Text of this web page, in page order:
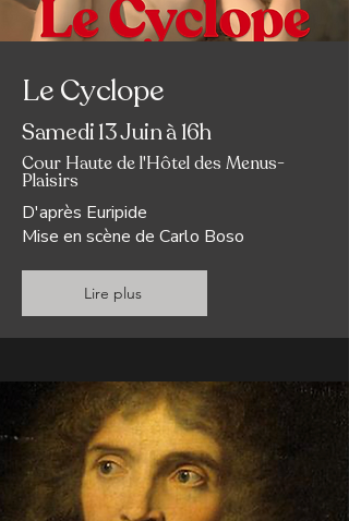
Le Cyclope
Samedi 13 Juin à 16h
Cour Haute de l'Hôtel des Menus-
Plaisirs
D'après Euripide
Mise en scène de Carlo Boso
Lire plus